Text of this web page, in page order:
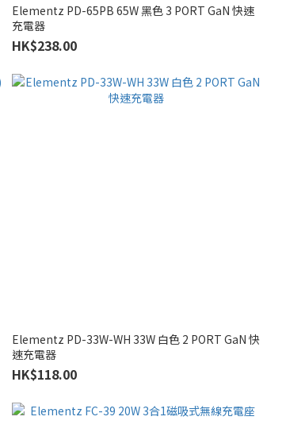
Elementz PD-65PB 65W 黑色 3 PORT GaN 快速
充電器
HK$238.00
Elementz PD-33W-WH 33W 白色 2 PORT GaN 快
速充電器
HK$118.00